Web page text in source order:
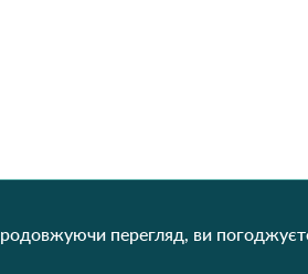
перегляд, ви